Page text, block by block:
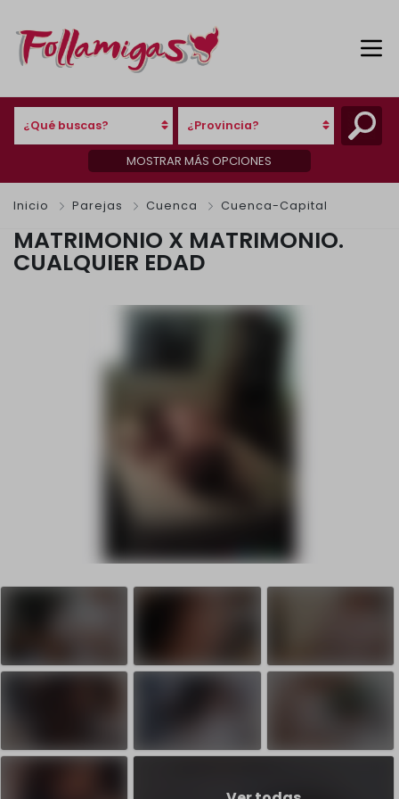
¿Qué buscas? ¿Provincia?
MOSTRAR MÁS OPCIONES
Inicio Parejas Cuenca Cuenca-Capital
MATRIMONIO X MATRIMONIO.
CUALQUIER EDAD